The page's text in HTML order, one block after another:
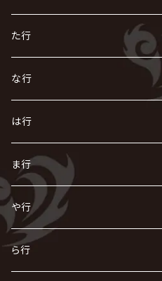
AIOLIN
浅葱 / ASAGI
Azavana
Acid Black Cherry
IKUO
exist†trace
イビツ マル
色々な十字架
う
VIRGE / ヴァージュ
Waive
Versailles
Verde/
UCHUSENTAI:NOIZ / 宇宙戦隊NOIZ
え
ACE OF SPADES
X JAPAN
LSN / The LEGENDARY SIX NINE
LM.C
お
AURORIZE
OFIAM
陰陽座
怪人二十面奏
Kαin
KAKUMAY
CASCADE
the GazettE
き
KISAKI
キズ
gives
ギャロ
く
Crack6
グラビティ
GRIMOIRE
GLAY
け
[ kei ] / 圭
仮病
Kra
こ
GOATBED
ゴールデンボンバー
さ
ザアザア
The THIRTEEN
Psycho le Cému
櫻井敦司
さくら前線
し
Zeke Deux
Z CLEAR
SEESAW
す
Z CLEAR
超ジャシー
Scarlet Valse
せ
ゼラ
零[Hz]
そ
SOPHIA
た行
た
DASEIN
DAIGO
ダウト
TAKURO
ち
CHAQLA.
つ
て
D
と
な行
な
NIGHTMARE
NAZARE
に
NiEL
NICOLAS
ぬ
nurié
ね
は行
は
heidi.
H.U.G
ひ
HERO
ふ
ま行
ま
THE MICRO HEAD 4N'S
み
や行
や
ら行